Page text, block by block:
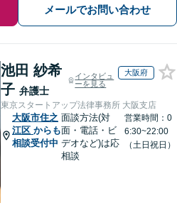
メールでお問い合わせ
池田 紗希
子 弁護士
インタビュ
ーを見る
大阪府
東京スタートアップ法律事務所 大阪支店
大阪市住之
江区 からも
相談受付中
面談方法(対
面・電話・ビ
デオなど)は応
相談
営業時間：0
6:30~22:00
（土日祝日）